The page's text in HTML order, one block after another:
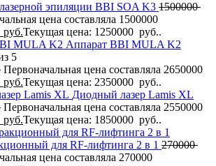
эпиляции BBI SOA K3 1500000
цена составляла 1500000
руб.Текущая цена: 1250000 руб..
Аппарат BBI MULA K2
5
Первоначальная цена составляла 2650000
руб.Текущая цена: 2350000 руб..
Диодный лазер Lamis XL
Первоначальная цена составляла 2550000
руб.Текущая цена: 1850000 руб..
для RF-лифтинга 2 в 1 270000
цена составляла 270000